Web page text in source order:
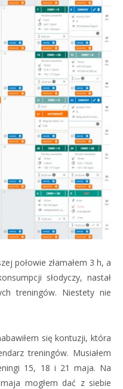
połowie złamałem 3 h, a
słodyczy, nastał
treningów. Niestety nie
się kontuzji, która
treningów. Musiałem
15, 18 i 21 maja. Na
mogłem dać z siebie